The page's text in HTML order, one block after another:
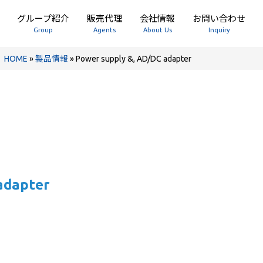
グループ紹介
Group
販売代理
Agents
会社情報
About Us
お問い合わせ
Inquiry
HOME »製品情報 »Power supply &, AD/DC adapter